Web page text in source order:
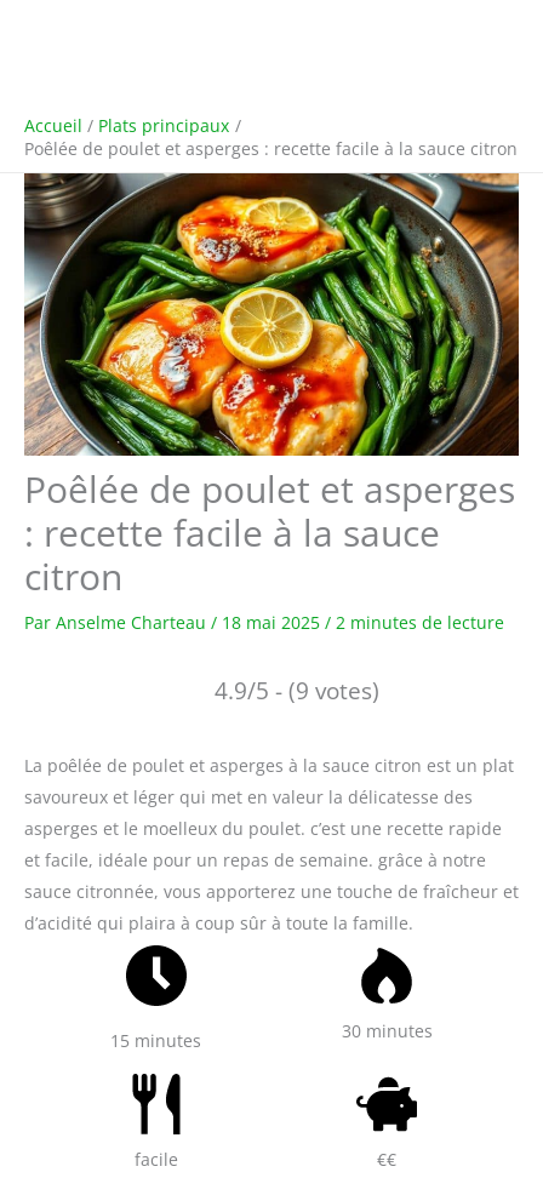
Accueil
Plats principaux
Poêlée de poulet et asperges : recette facile à la sauce citron
Poêlée de poulet et asperges
: recette facile à la sauce
citron
Par Anselme Charteau / 18 mai 2025 / 2 minutes de lecture
4.9/5 - (9 votes)
La poêlée de poulet et asperges à la sauce citron est un plat
savoureux et léger qui met en valeur la délicatesse des
asperges et le moelleux du poulet. c’est une recette rapide
et facile, idéale pour un repas de semaine. grâce à notre
sauce citronnée, vous apporterez une touche de fraîcheur et
d’acidité qui plaira à coup sûr à toute la famille.
15 minutes 30 minutes
facile €€